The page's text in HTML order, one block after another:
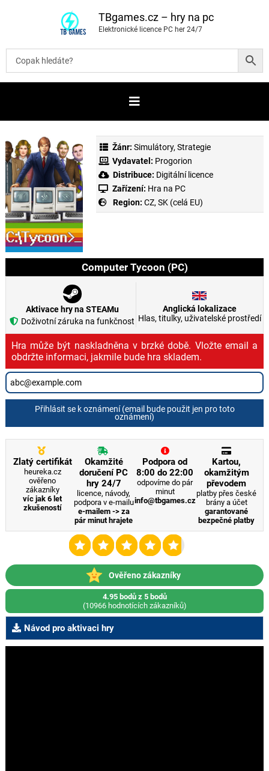
t
b
TBgames.cz – hry na pc
Elektronické licence PC her 24/7
Žánr: Simulátory, Strategie
Vydavatel: Progorion
Distribuce: Digitální licence
Zařízení: Hra na PC
Region: CZ, SK (celá EU)
Computer Tycoon (PC)
Aktivace hry na STEAMu
Doživotní záruka na funkčnost
Anglická lokalizace
Hlas, titulky, uživatelské prostředí
Hra může být naskladněna v brzké době. Vložte email a
obdržte informaci, jakmile bude hra skladem.
Přihlásit se k oznámení (email bude použit jen pro toto
oznámení)
Zlatý certifikát
heureka.cz
ověřeno
zákazníky
víc jak 6 let
zkušeností
Okamžité
doručení PC
hry 24/7
licence, návody,
podpora v e-mailu
e-mailem -> za
pár minut hrajete
Podpora od
8:00 do 22:00
odpovíme do pár
minut
info@tbgames.cz
Kartou,
okamžitým
převodem
platby přes české
brány a účet
garantované
bezpečné platby
Ověřeno zákazníky
4.95 bodů z 5 bodů
(10966 hodnotících zákazníků)
Návod pro aktivaci hry